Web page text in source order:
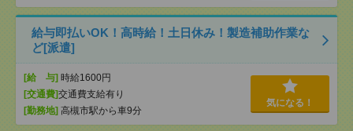
給与即払いOK！高時給！土日休み！製造補助作業な
ど[派遣]
[給 与] 時給1600円
[交通費]交通費支給有り
[勤務地] 高槻市駅から車9分
気になる！